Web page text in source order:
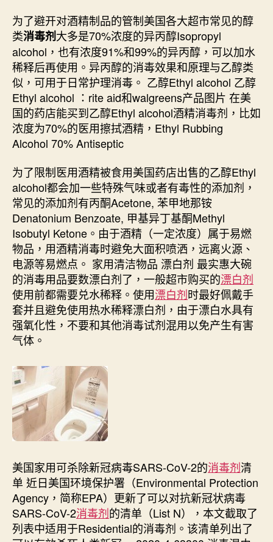
为了避开对酒精制品的管制美国各大超市常见的醇
类消毒剂大多是70%浓度的异丙醇Isopropyl
alcohol，也有浓度91%和99%的异丙醇，可以加水
稀释后再使用。异丙醇的消毒效果和原理与乙醇类
似，可用于日常护理消毒。 乙醇Ethyl alcohol 乙醇
Ethyl alcohol ：rite aid和walgreens产品图片 在美
国的药店能买到乙醇Ethyl alcohol酒精消毒剂，比如
浓度为70%的医用擦拭酒精，Ethyl Rubbing
Alcohol 70% Antiseptic
为了限制医用酒精被食用美国药店出售的乙醇Ethyl
alcohol都会加一些特殊气味或者有毒性的添加剂，
常见的添加剂有丙酮Acetone, 苯甲地那铵
Denatonium Benzoate, 甲基异丁基酮Methyl
Isobutyl Ketone。由于酒精（一定浓度）属于易燃
物品，用酒精消毒时避免大面积喷洒，远离火源、
电源等易燃点。 家用清洁物品 漂白剂 最实惠大碗
的消毒用品要数漂白剂了，一般超市购买的漂白剂
使用前都需要兑水稀释。使用漂白剂时最好佩戴手
套并且避免使用热水稀释漂白剂，由于漂白水具有
强氧化性，不要和其他消毒试剂混用以免产生有害
气体。
美国家用可杀除新冠病毒SARS-CoV-2的消毒剂清
单 近日美国环境保护署（Environmental Protection
Agency，简称EPA）更新了可以对抗新冠状病毒
SARS-CoV-2消毒剂的清单（List N），本文截取了
列表中适用于Residential的消毒剂。该清单列出了